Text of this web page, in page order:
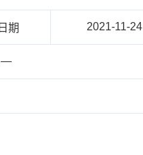
期 2021-11-24